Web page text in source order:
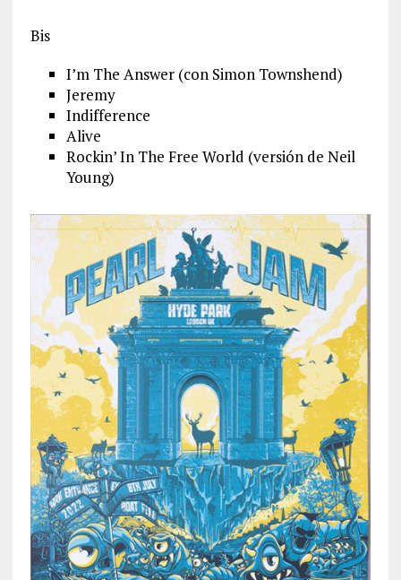
Bis
I’m The Answer (con Simon Townshend)
Jeremy
Indifference
Alive
Rockin’ In The Free World (versión de Neil
Young)